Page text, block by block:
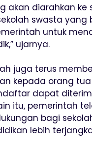
akan diarahkan ke
swasta yang
untuk
ujarnya.
juga terus
kepada orang
dapat
itu, pemerintah
bagi
lebih